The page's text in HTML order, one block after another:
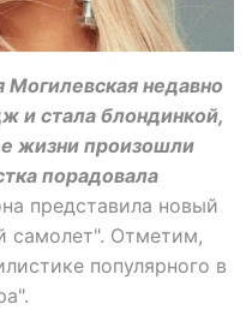
Могилевская недавно
и стала блондинкой,
жизни произошли
порадовала
представила новый
самолет". Отметим,
популярного в